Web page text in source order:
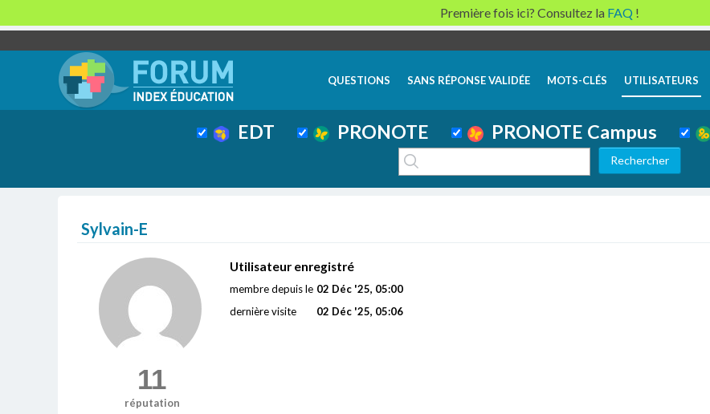
QUESTIONS SANS RÉPONSE VALIDÉE MOTS-CLÉS UTILISATEURS
EDT PRONOTE PRONOTE Campus
Sylvain-E
11
réputation
Utilisateur enregistré
membre depuis le 02 Déc '25, 05:00
dernière visite
02 Déc '25, 05:06
Première fois ici? Consultez la FAQ !